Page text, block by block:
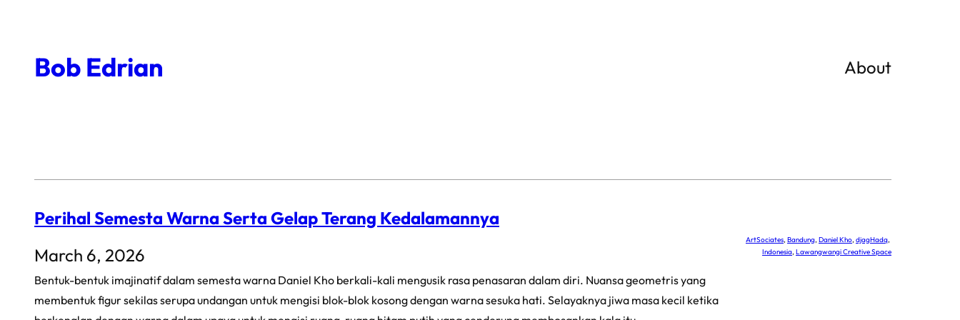
content
Bob Edrian About
Perihal Semesta Warna Serta Gelap Terang Kedalamannya
March 6, 2026
Bentuk-bentuk imajinatif dalam semesta warna Daniel Kho berkali-kali mengusik rasa penasaran dalam diri. Nuansa geometris yang
membentuk figur sekilas serupa undangan untuk mengisi blok-blok kosong dengan warna sesuka hati. Selayaknya jiwa masa kecil ketika
ArtSociates, Bandung, Daniel Kho, djagHadq
Indonesia, Lawangwangi Creative Space